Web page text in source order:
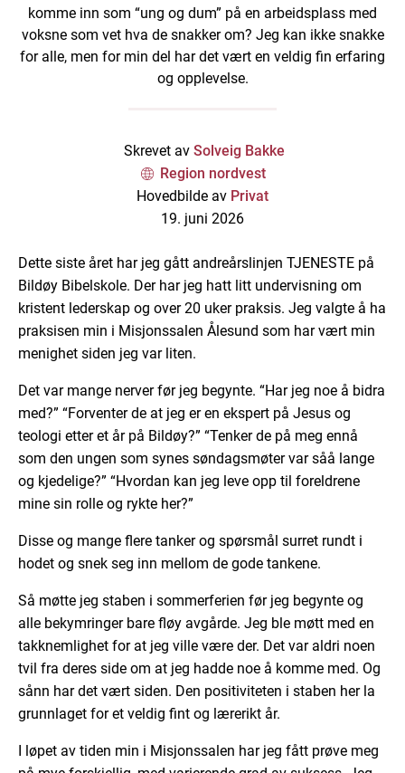
komme inn som “ung og dum” på en arbeidsplass med
voksne som vet hva de snakker om? Jeg kan ikke snakke
for alle, men for min del har det vært en veldig fin erfaring
og opplevelse.
Skrevet av Solveig Bakke
Region nordvest
Hovedbilde av Privat
19. juni 2026
Dette siste året har jeg gått andreårslinjen TJENESTE på
Bildøy Bibelskole. Der har jeg hatt litt undervisning om
kristent lederskap og over 20 uker praksis. Jeg valgte å ha
praksisen min i Misjonssalen Ålesund som har vært min
menighet siden jeg var liten.
Det var mange nerver før jeg begynte. “Har jeg noe å bidra
med?” “Forventer de at jeg er en ekspert på Jesus og
teologi etter et år på Bildøy?” “Tenker de på meg ennå
som den ungen som synes søndagsmøter var såå lange
og kjedelige?” “Hvordan kan jeg leve opp til foreldrene
mine sin rolle og rykte her?”
Disse og mange flere tanker og spørsmål surret rundt i
hodet og snek seg inn mellom de gode tankene.
Så møtte jeg staben i sommerferien før jeg begynte og
alle bekymringer bare fløy avgårde. Jeg ble møtt med en
takknemlighet for at jeg ville være der. Det var aldri noen
tvil fra deres side om at jeg hadde noe å komme med. Og
sånn har det vært siden. Den positiviteten i staben her la
grunnlaget for et veldig fint og lærerikt år.
I løpet av tiden min i Misjonssalen har jeg fått prøve meg